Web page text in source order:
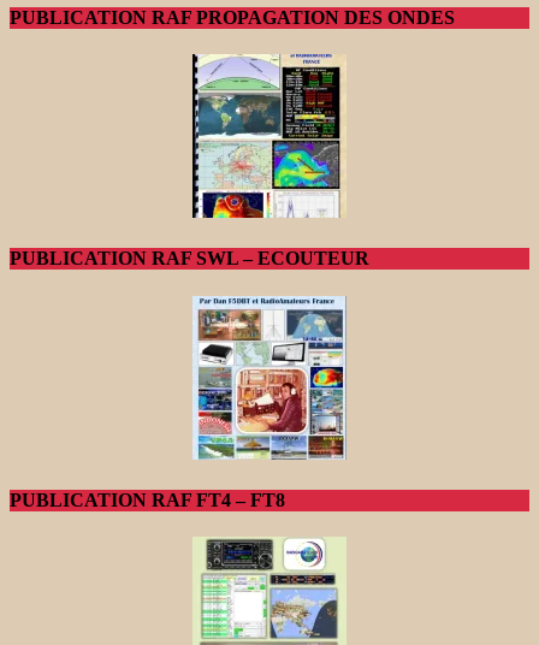
PUBLICATION RAF PROPAGATION DES ONDES
PUBLICATION RAF SWL – ECOUTEUR
PUBLICATION RAF FT4 – FT8